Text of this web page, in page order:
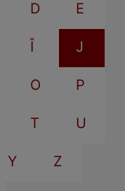
D E
Î J
O P
T U
Y Z